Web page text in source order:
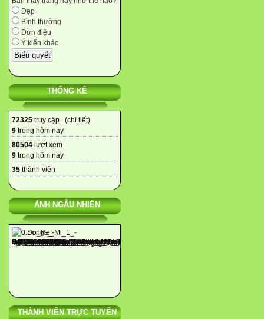
Đẹp
Bình thường
Đơn điệu
Ý kiến khác
THỐNG KÊ
72325 truy cập (chi tiết)
9 trong hôm nay
80504 lượt xem
9 trong hôm nay
35 thành viên
ẢNH NGẪU NHIÊN
THÀNH VIÊN TRỰC TUYẾN